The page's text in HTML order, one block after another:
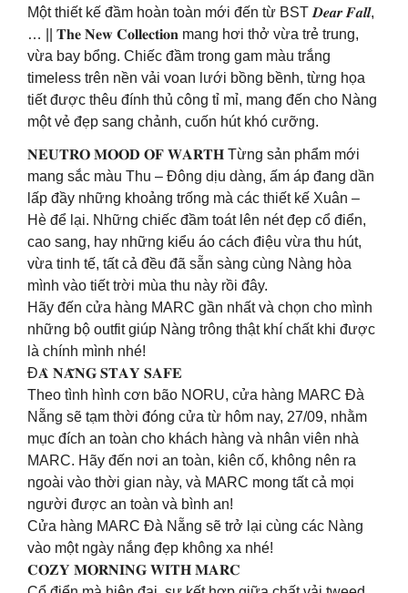
Một thiết kế đầm hoàn toàn mới đến từ BST 𝑫𝒆𝒂𝒓 𝑭𝒂𝒍𝒍,
… || 𝐓𝐡𝐞 𝐍𝐞𝐰 𝐂𝐨𝐥𝐥𝐞𝐜𝐭𝐢𝐨𝐧 mang hơi thở vừa trẻ trung,
vừa bay bổng. Chiếc đầm trong gam màu trắng
timeless trên nền vải voan lưới bồng bềnh, từng họa
tiết được thêu đính thủ công tỉ mỉ, mang đến cho Nàng
một vẻ đẹp sang chảnh, cuốn hút khó cưỡng.
𝐍𝐄𝐔𝐓𝐑𝐎 𝐌𝐎𝐎𝐃 𝐎𝐅 𝐖𝐀𝐑𝐓𝐇 Từng sản phẩm mới
mang sắc màu Thu – Đông dịu dàng, ấm áp đang dần
lấp đầy những khoảng trống mà các thiết kế Xuân –
Hè để lại. Những chiếc đầm toát lên nét đẹp cổ điển,
cao sang, hay những kiểu áo cách điệu vừa thu hút,
vừa tinh tế, tất cả đều đã sẵn sàng cùng Nàng hòa
mình vào tiết trời mùa thu này rồi đây.
Hãy đến cửa hàng MARC gần nhất và chọn cho mình
những bộ outfit giúp Nàng trông thật khí chất khi được
là chính mình nhé!
Đ𝐀̀ 𝐍𝐀̆̃𝐍𝐆 𝐒𝐓𝐀𝐘 𝐒𝐀𝐅𝐄
Theo tình hình cơn bão NORU, cửa hàng MARC Đà
Nẵng sẽ tạm thời đóng cửa từ hôm nay, 27/09, nhằm
mục đích an toàn cho khách hàng và nhân viên nhà
MARC. Hãy đến nơi an toàn, kiên cố, không nên ra
ngoài vào thời gian này, và MARC mong tất cả mọi
người được an toàn và bình an!
Cửa hàng MARC Đà Nẵng sẽ trở lại cùng các Nàng
vào một ngày nắng đẹp không xa nhé!
𝐂𝐎𝐙𝐘 𝐌𝐎𝐑𝐍𝐈𝐍𝐆 𝐖𝐈𝐓𝐇 𝐌𝐀𝐑𝐂